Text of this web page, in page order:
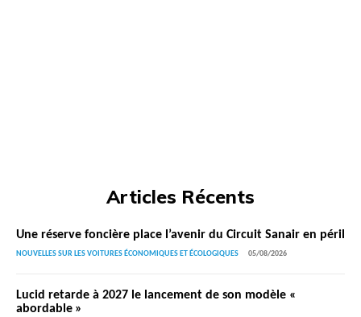
Articles Récents
Une réserve foncière place l’avenir du Circuit Sanair en péril
NOUVELLES SUR LES VOITURES ÉCONOMIQUES ET ÉCOLOGIQUES 05/08/2026
Lucid retarde à 2027 le lancement de son modèle «
abordable »